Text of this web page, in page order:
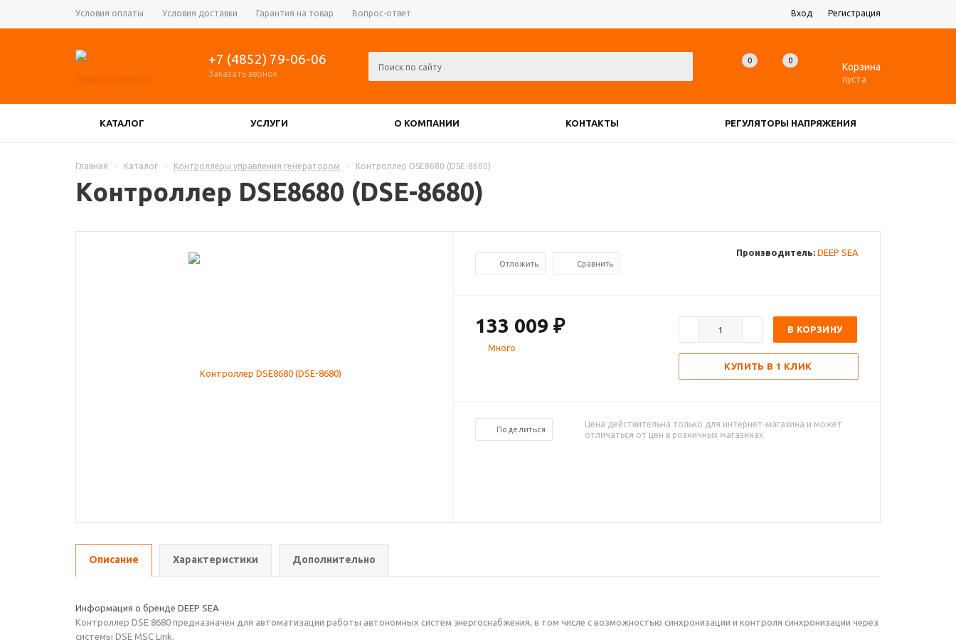
Условия оплаты Условия доставки Гарантия на товар Вопрос-ответ Вход Регистрация
+7 (4852) 79-06-06
Заказать звонок
0 0
Корзина
пуста
КАТАЛОГ УСЛУГИ О КОМПАНИИ КОНТАКТЫ РЕГУЛЯТОРЫ НАПРЯЖЕНИЯ
КОНТРОЛЛЕРЫ УПРАВЛЕНИЯ ГЕНЕРАТОРОМ РЕВЕРСИВНЫЕ РУБИЛЬНИКИ
РЕГУЛЯТОРЫ ОБОРОТОВ ДВИГАТЕЛЯ, АКТУАТОРЫ ДИОДНЫЕ МОСТЫ
Главная - Каталог - Контроллеры управления генератором - Контроллер DSE8680 (DSE-8680)
Контроллер DSE8680 (DSE-8680)
Производитель: DEEP SEA
Отложить Сравнить
133 009 ₽
Много
В КОРЗИНУ
КУПИТЬ В 1 КЛИК
Поделиться
Цена действительна только для интернет-магазина и может
отличаться от цен в розничных магазинах
Описание Характеристики Дополнительно
Информация о бренде DEEP SEA
Контроллер DSE 8680 предназначен для автоматизации работы автономных систем энергоснабжения, в том числе с возможностью синхронизации и контроля синхронизации через
системы DSE MSC Link.